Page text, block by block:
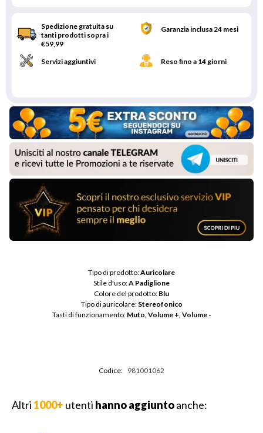
Spedizione gratuita su
tanti prodotti sopra i
€59,99
Garanzia inclusa 24 mesi
Servizi aggiuntivi Reso fino a 14 giorni
Tipo di prodotto: Auricolare
Stile d'uso: A Padiglione
Colore del prodotto: Blu
Tipo di auricolare: Stereofonico
Tasti di funzionamento: Muto, Volume +, Volume -
Codice: 981001062
Altri 1000+ utenti hanno aggiuntoanche: